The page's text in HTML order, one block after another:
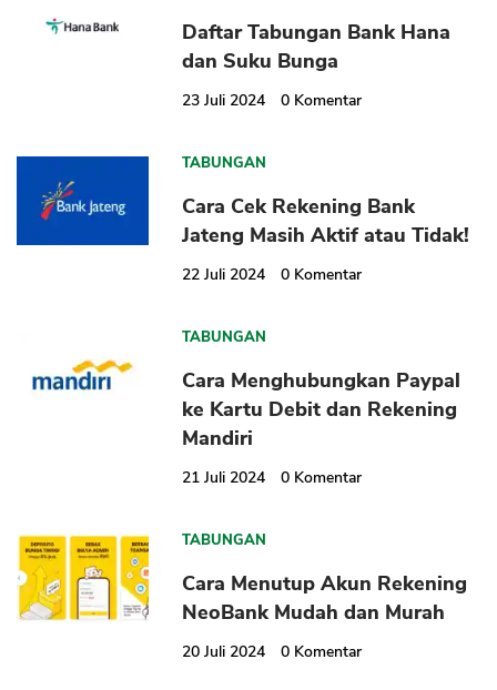
Daftar Tabungan Bank Hana
dan Suku Bunga
23 Juli 2024 0 Komentar
TABUNGAN
Cara Cek Rekening Bank
Jateng Masih Aktif atau Tidak!
22 Juli 2024 0 Komentar
TABUNGAN
Cara Menghubungkan Paypal
ke Kartu Debit dan Rekening
Mandiri
21 Juli 2024 0 Komentar
TABUNGAN
Cara Menutup Akun Rekening
NeoBank Mudah dan Murah
20 Juli 2024 0 Komentar